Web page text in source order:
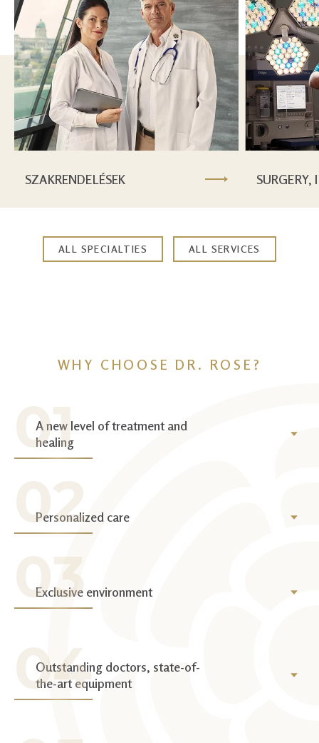
SZAKRENDELÉSEK SURGERY,
ALL SPECIALTIES ALL SERVICES
WHY CHOOSE DR. ROSE?
A new level of treatment and
healing
Personalized care
Exclusive environment
Outstanding doctors, state-of-
the-art equipment